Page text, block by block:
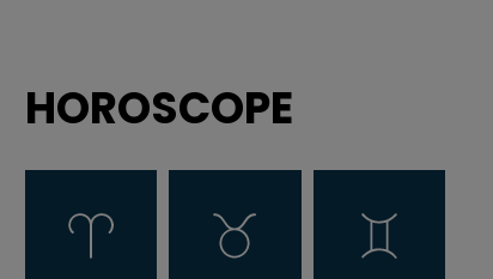
HOROSCOPE